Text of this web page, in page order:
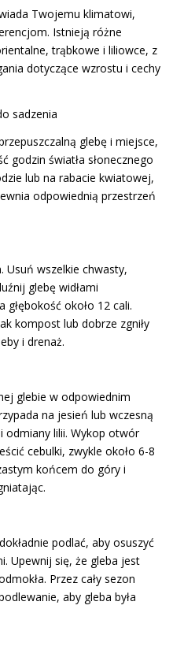
Twojemu klimatowi,
Istnieją różne
trąbkowe i liliowce, z
dotyczące wzrostu i cechy
sadzenia
glebę i miejsce,
godzin światła słonecznego
lub na rabacie kwiatowej,
odpowiednią przestrzeń
Usuń wszelkie chwasty,
glebę widłami
około 12 cali.
kompost lub dobrze zgniły
i drenaż.
glebie w odpowiednim
na jesień lub wczesną
odmiany lilii. Wykop otwór
cebulki, zwykle około 6-8
końcem do góry i
podlać, aby osuszyć
Upewnij się, że gleba jest
Przez cały sezon
aby gleba była